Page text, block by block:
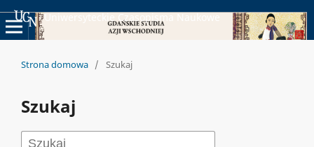
Uniwersyteckie Czasopisma Naukowe
Strona domowa / Szukaj
Szukaj